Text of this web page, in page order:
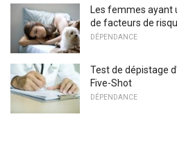
Les femmes ayant
de facteurs de
DÉPENDANCE
Test de dépistage
Five-Shot
DÉPENDANCE